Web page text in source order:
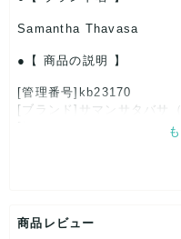
Samantha Thavasa
【 商品の説明 】
[管理番号]kb23170
[ブランド]サマンサタバサ
[付属品]収納袋
[状態・コンディション]
商品レビュー